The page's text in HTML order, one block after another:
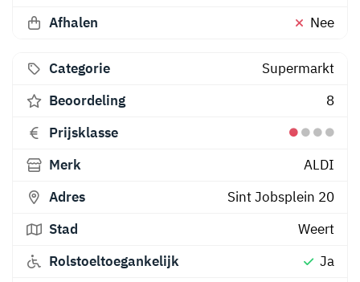
Afhalen
Nee
Categorie
Supermarkt
Beoordeling
8
Prijsklasse
Merk
ALDI
Adres
Sint Jobsplein 20
Stad
Weert
Rolstoeltoegankelijk
Ja